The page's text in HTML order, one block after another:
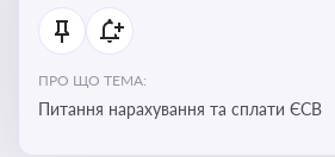
ПРО ЩО ТЕМА:
Питання нарахування та сплати ЄСВ